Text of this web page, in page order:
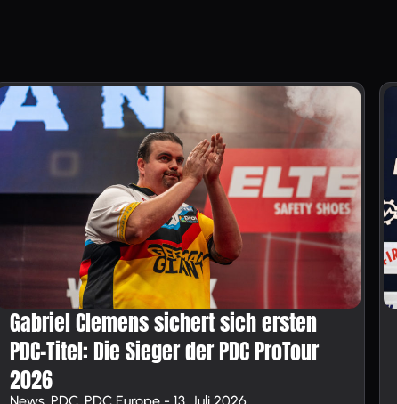
Gabriel Clemens sichert sich ersten
PDC-Titel: Die Sieger der PDC ProTour
2026